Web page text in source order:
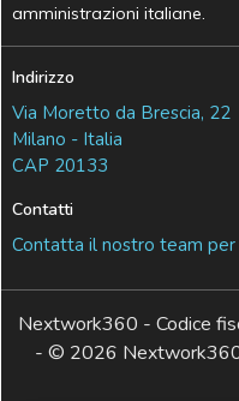
amministrazioni italiane.
Indirizzo
Via Moretto da Brescia, 22
Milano - Italia
CAP 20133
Contatti
Contatta il nostro team per
Nextwork360 - Codice
- © 2026